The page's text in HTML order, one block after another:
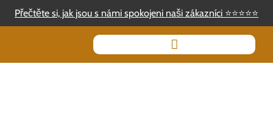
Přečtěte si, jak jsou s námi spokojeni naši zákazníci ⭐⭐⭐⭐⭐